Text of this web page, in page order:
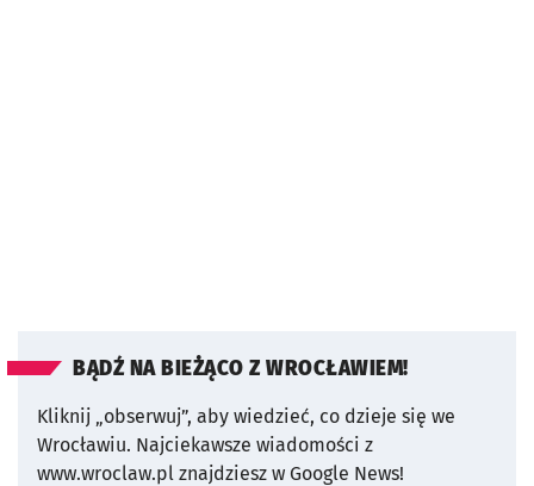
BĄDŹ NA BIEŻĄCO Z WROCŁAWIEM!
Kliknij „obserwuj”, aby wiedzieć, co dzieje się we
Wrocławiu. Najciekawsze wiadomości z
www.wroclaw.pl znajdziesz w Google News!